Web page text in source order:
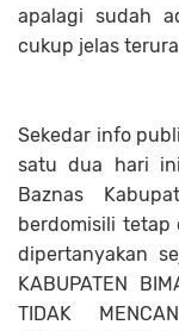
apalagi sudah
cukup jelas
Sekedar info
satu dua hari
Baznas
berdomisili tetap
dipertanyakan
KABUPATEN
TIDAK